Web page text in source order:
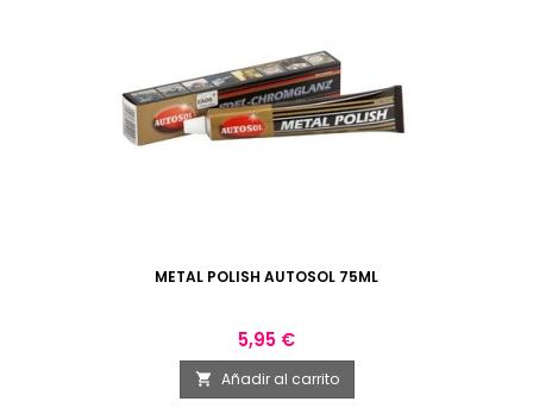
METAL POLISH AUTOSOL 75ML
Precio
5,95 €
 Añadir al carrito